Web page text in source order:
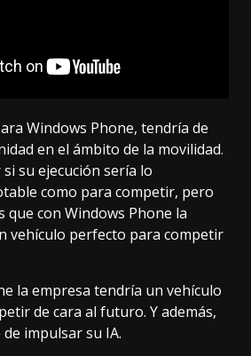
Windows Phone, tendría de
en el ámbito de la movilidad.
su ejecución sería lo
como para competir, pero
que con Windows Phone la
vehículo perfecto para competir
la empresa tendría un vehículo
de cara al futuro. Y además,
impulsar su IA.